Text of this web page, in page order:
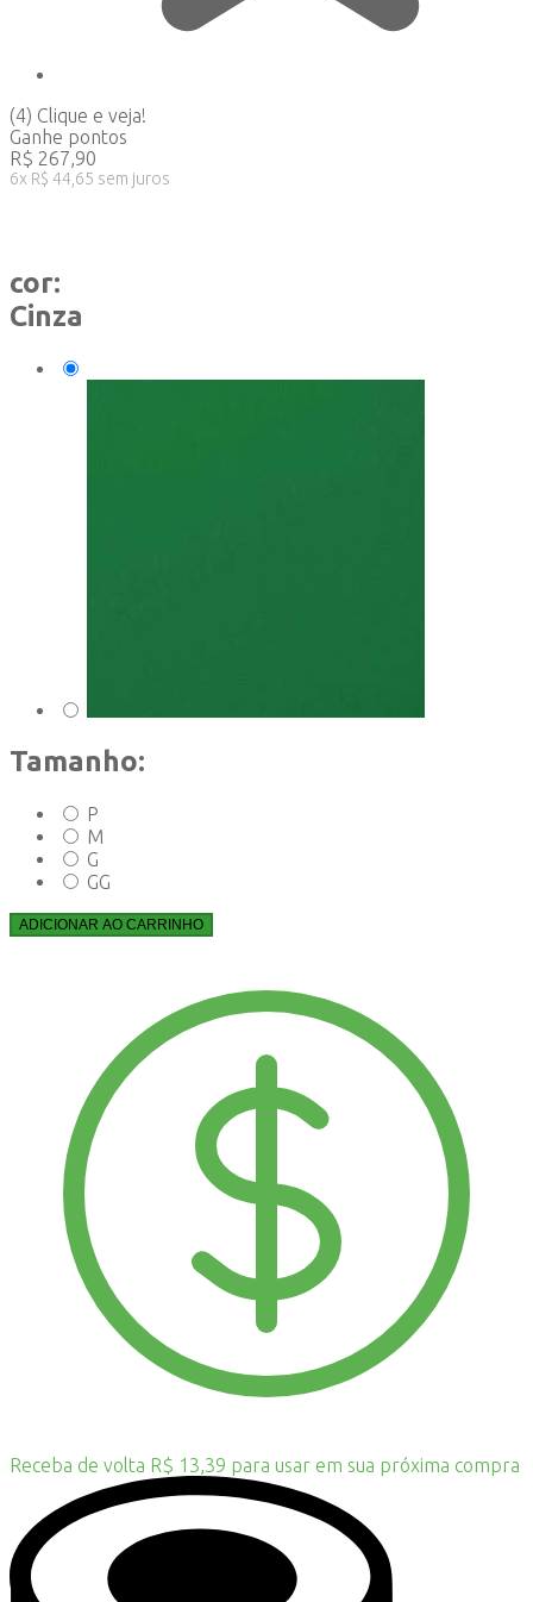
(4) Clique e veja!
Ganhe pontos
R$ 267,90
6x R$ 44,65 sem juros
cor:
Cinza
Tamanho:
P
M
G
GG
ADICIONAR AO CARRINHO
Receba de volta R$ 13,39 para usar em sua próxima compra